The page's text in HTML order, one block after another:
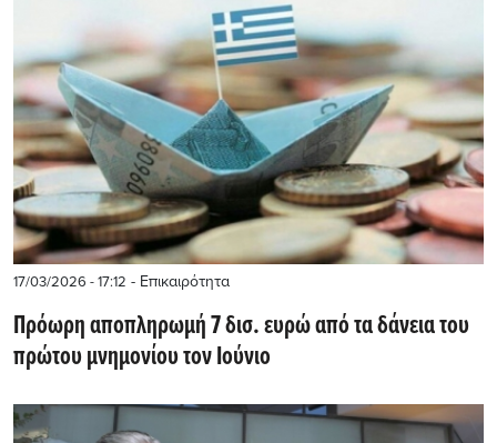
17/03/2026 - 17:12 - Επικαιρότητα
Πρόωρη αποπληρωμή 7 δισ. ευρώ από τα δάνεια του
πρώτου μνημονίου τον Ιούνιο